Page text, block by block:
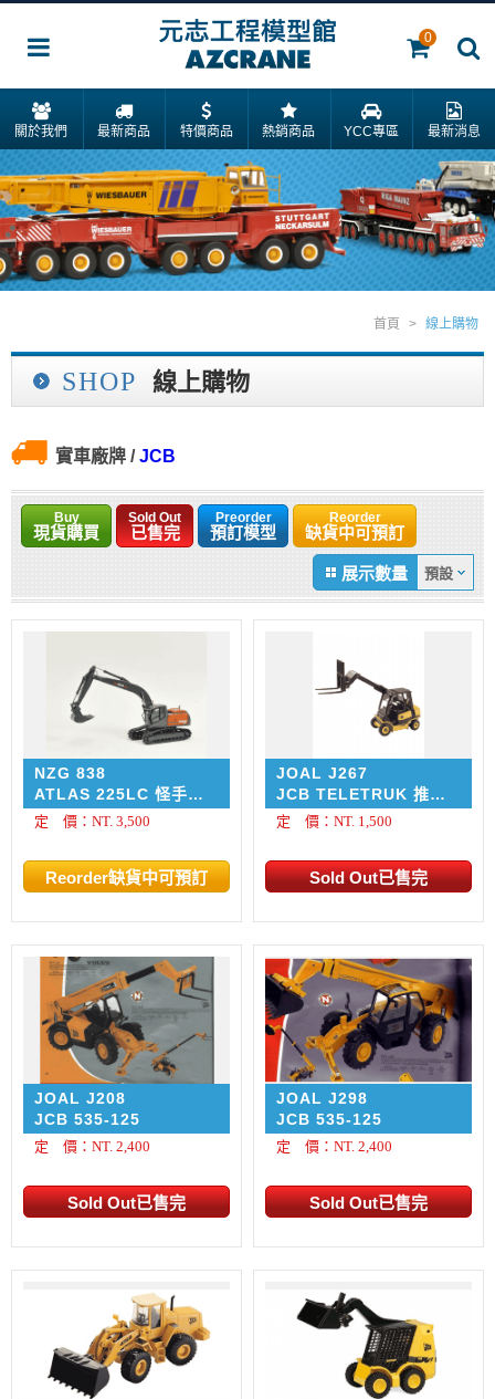
0
關於我們 最新商品 特價商品 熱銷商品 YCC專區 最新消息
SHOP 線上購物
首頁 > 線上購物
實車廠牌 /JCB
Buy
現貨購買
Sold Out
已售完
Preorder
預訂模型
Reorder
缺貨中可預訂
展示數量
NZG 838
ATLAS 225LC 怪手挖
土機
定 價：NT. 3,500
JOAL J267
JCB TELETRUK 推高
機
定 價：NT. 1,500
JOAL J208
JCB 535-125
定 價：NT. 2,400
JOAL J298
JCB 535-125
定 價：NT. 2,400